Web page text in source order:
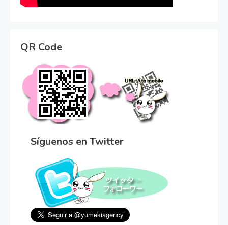
QR Code
Síguenos en Twitter